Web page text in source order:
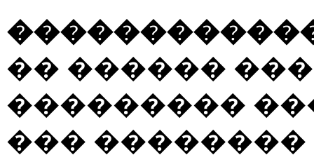
�� ������
���������
��� ��������